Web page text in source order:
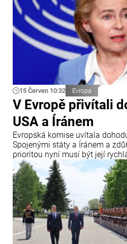
15 Červen 10:32 Evropa
V Evropě přivítali
USA a Íránem
Evropská komise uvítala
Spojenými státy a Íránem a
prioritou nyní musí být její
všemi zúčastněnými
prohlášení předsedkyně
Leyenové vydaném v
mezi USA a Íránem.